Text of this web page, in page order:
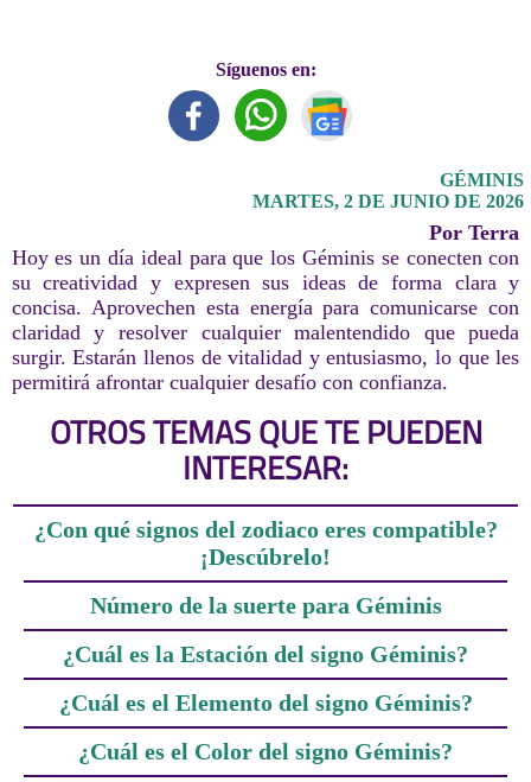
Síguenos en:
GÉMINIS
MARTES, 2 DE JUNIO DE 2026
Por Terra
Hoy es un día ideal para que los Géminis se conecten con
su creatividad y expresen sus ideas de forma clara y
concisa. Aprovechen esta energía para comunicarse con
claridad y resolver cualquier malentendido que pueda
surgir. Estarán llenos de vitalidad y entusiasmo, lo que les
permitirá afrontar cualquier desafío con confianza.
OTROS TEMAS QUE TE PUEDEN
INTERESAR:
¿Con qué signos del zodiaco eres compatible?
¡Descúbrelo!
Número de la suerte para Géminis
¿Cuál es la Estación del signo Géminis?
¿Cuál es el Elemento del signo Géminis?
¿Cuál es el Color del signo Géminis?